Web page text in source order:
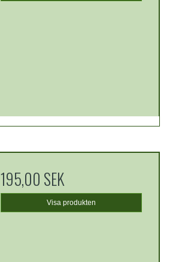
195,00 SEK
Visa produkten